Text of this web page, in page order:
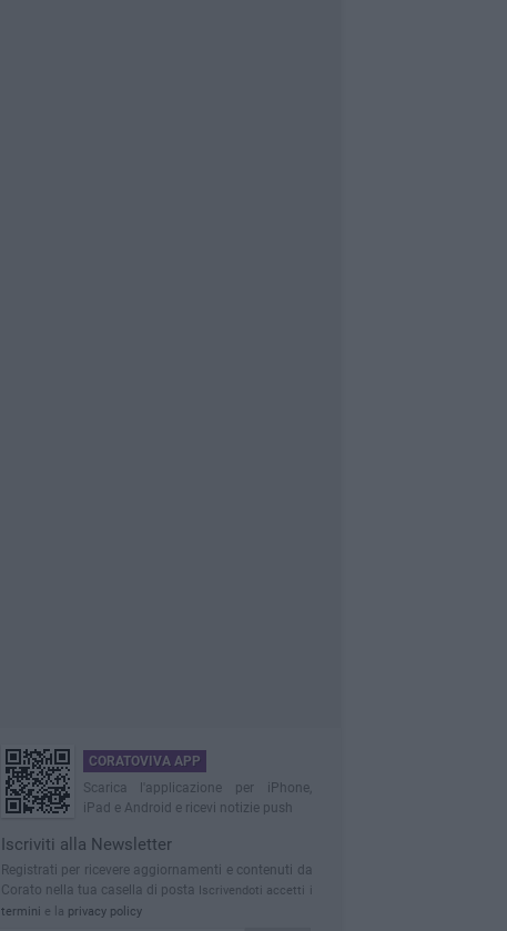
CORATOVIVA APP
Scarica l'applicazione per iPhone,
iPad e Android e ricevi notizie push
Iscriviti alla Newsletter
Registrati per ricevere aggiornamenti e contenuti da
Corato nella tua casella di posta Iscrivendoti accetti i
termini e la privacy policy